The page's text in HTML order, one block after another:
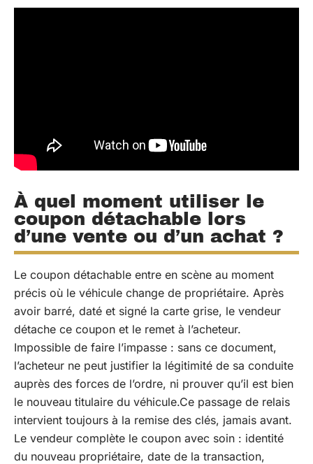
À quel moment utiliser le
coupon détachable lors
d’une vente ou d’un achat ?
Le coupon détachable entre en scène au moment
précis où le véhicule change de propriétaire. Après
avoir barré, daté et signé la carte grise, le vendeur
détache ce coupon et le remet à l’acheteur.
Impossible de faire l’impasse : sans ce document,
l’acheteur ne peut justifier la légitimité de sa conduite
auprès des forces de l’ordre, ni prouver qu’il est bien
le nouveau titulaire du véhicule.Ce passage de relais
intervient toujours à la remise des clés, jamais avant.
Le vendeur complète le coupon avec soin : identité
du nouveau propriétaire, date de la transaction,